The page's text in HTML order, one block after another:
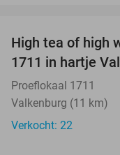
High tea of high
1711 in hartje
Proeflokaal 1711
Valkenburg (11 km)
Verkocht: 22